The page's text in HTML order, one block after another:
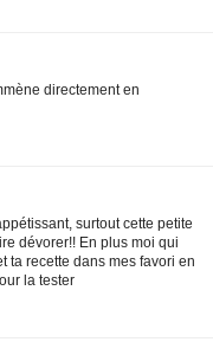
directement en
surtout cette petite
dévorer!! En plus moi qui
ta recette dans mes favori en
la tester